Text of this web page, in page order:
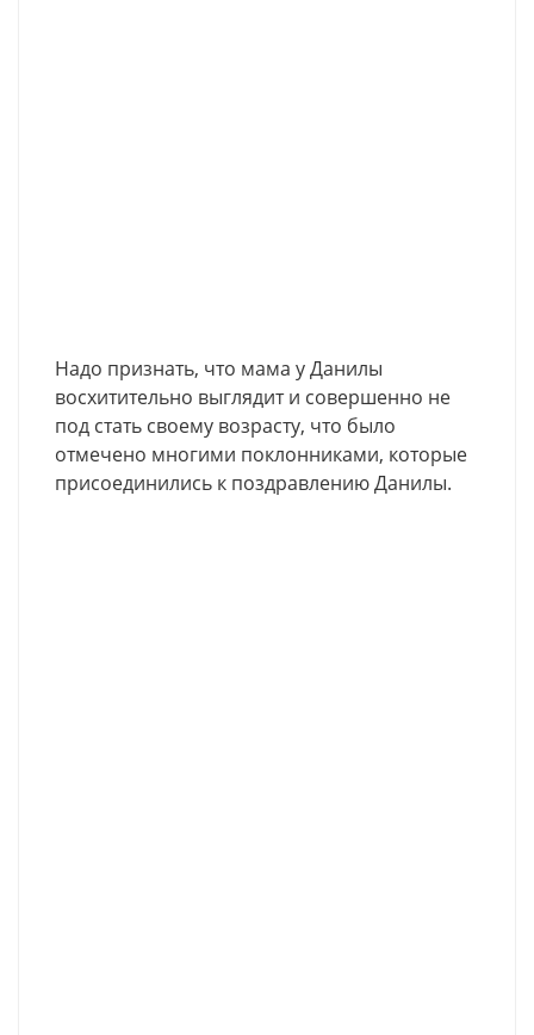
Надо признать, что мама у Данилы
восхитительно выглядит и совершенно не
под стать своему возрасту, что было
отмечено многими поклонниками, которые
присоединились к поздравлению Данилы.